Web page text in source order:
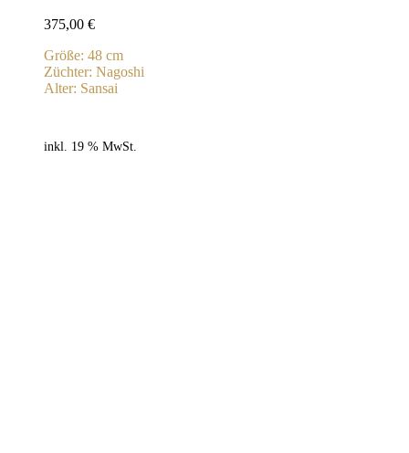
375,00 €
Größe: 48 cm
Züchter: Nagoshi
Alter: Sansai
inkl. 19 % MwSt.